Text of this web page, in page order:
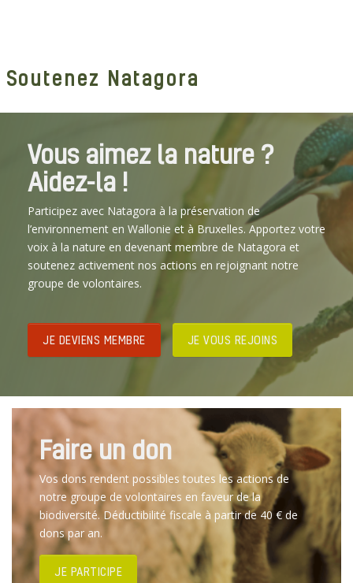
Soutenez Natagora
Vous aimez la nature ?
Aidez-la !
Participez avec Natagora à la préservation de
l’environnement en Wallonie et à Bruxelles. Apportez votre
voix à la nature en devenant membre de Natagora et
soutenez activement nos actions en rejoignant notre
groupe de volontaires.
JE DEVIENS MEMBRE JE VOUS REJOINS
Faire un don
Vos dons rendent possibles toutes les actions de
notre groupe de volontaires en faveur de la
biodiversité. Déductibilité fiscale à partir de 40 € de
dons par an.
JE PARTICIPE